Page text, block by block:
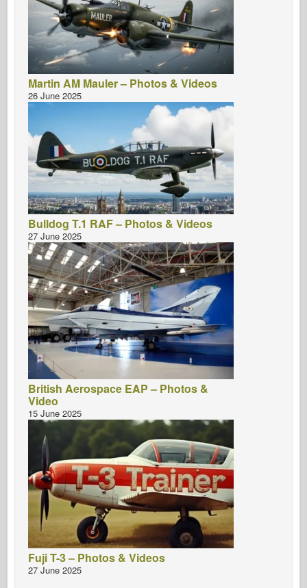
Martin AM Mauler – Photos & Videos
26 June 2025
Bulldog T.1 RAF – Photos & Videos
27 June 2025
British Aerospace EAP – Photos &
Video
15 June 2025
Fuji T-3 – Photos & Videos
27 June 2025